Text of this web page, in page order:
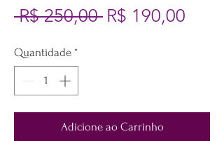
R$ 250,00 Preço normal
R$ 190,00
Quantidade *
Adicione ao Carrinho